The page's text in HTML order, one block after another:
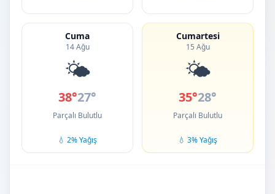
Cuma
14 Ağu
🌤️
38°27°
Parçalı Bulutlu
💧 2% Yağış
Cumartesi
15 Ağu
🌤️
35°28°
Parçalı Bulutlu
💧 3% Yağış